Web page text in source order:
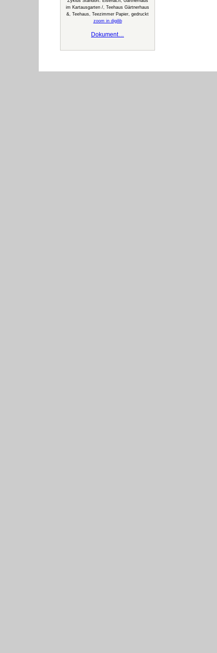
im Kartausgarten /, Teehaus Gärtnerhaus
&, Teehaus, Teezimmer Papier, gedruckt
zoom in digilib
Dokument…